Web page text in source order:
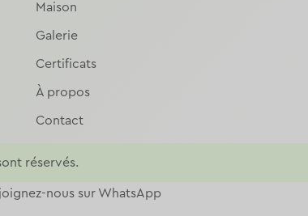
Maison
Galerie
Certificats
À propos
Contact
réservés.
nous sur WhatsApp